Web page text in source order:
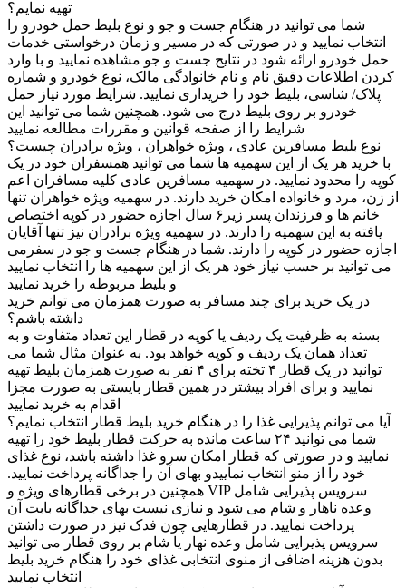
تهیه نمایم؟
شما می توانید در هنگام جست و جو و نوع بلیط حمل خودرو را
انتخاب نمایید و در صورتی که در مسیر و زمان درخواستی خدمات
حمل خودرو ارائه شود در نتایج جست و جو مشاهده نمایید و با وارد
کردن اطلاعات دقیق نام و نام خانوادگی مالک، نوع خودرو و شماره
پلاک/ شاسی، بلیط خود را خریداری نمایید. شرایط مورد نیاز حمل
خودرو بر روی بلیط درج می شود. همچنین شما می توانید این
شرایط را از صفحه قوانین و مقررات مطالعه نمایید
نوع بلیط مسافرین عادی ، ویژه خواهران ، ویژه برادران چیست؟
با خرید هر یک از این سهمیه ها شما می توانید همسفران خود در یک
کوپه را محدود نمایید. در سهمیه مسافرین عادی کلیه مسافران اعم
از زن، مرد و خانواده امکان خرید دارند. در سهمیه ویژه خواهران تنها
خانم ها و فرزندان پسر زیر۶ سال اجازه حضور در کوپه اختصاص
یافته به این سهمیه را دارند. در سهمیه ویژه برادران نیز تنها آقایان
اجازه حضور در کوپه را دارند. شما در هنگام جست و جو در سفرمی
می توانید بر حسب نیاز خود هر یک از این سهمیه ها را انتخاب نمایید
و بلیط مربوطه را خرید نمایید
در یک خرید برای چند مسافر به صورت همزمان می توانم خرید
داشته باشم؟
بسته به ظرفیت یک ردیف یا کوپه در قطار این تعداد متفاوت و به
تعداد همان یک ردیف و کوپه خواهد بود. به عنوان مثال شما می
توانید در یک قطار ۴ تخته برای ۴ نفر به صورت همزمان بلیط تهیه
نمایید و برای افراد بیشتر در همین قطار بایستی به صورت مجزا
اقدام به خرید نمایید
آیا می توانم پذیرایی غذا را در هنگام خرید بلیط قطار انتخاب نمایم؟
شما می توانید ۲۴ ساعت مانده به حرکت قطار بلیط خود را تهیه
نمایید و در صورتی که قطار امکان سرو غذا داشته باشد، نوع غذای
خود را از منو انتخاب نماییدو بهای آن را جداگانه پرداخت نمایید.
همچنین در برخی قطارهای ویژه و VIP سرویس پذیرایی شامل
وعده ناهار و شام می شود و نیازی نیست بهای جداگانه بابت آن
پرداخت نمایید. در قطارهایی چون فدک نیز در صورت داشتن
سرویس پذیرایی شامل وعده نهار یا شام بر روی قطار می توانید
بدون هزینه اضافی از منوی انتخابی غذای خود را هنگام خرید بلیط
انتخاب نمایید